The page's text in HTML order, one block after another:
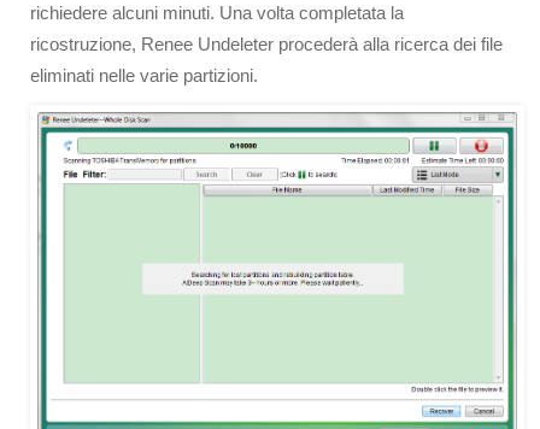
richiedere alcuni minuti. Una volta completata la
ricostruzione, Renee Undeleter procederà alla ricerca dei file
eliminati nelle varie partizioni.